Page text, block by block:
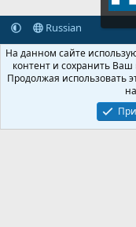
Russian
Обратная связь
Политика
Community platform by
Крупнейший форум по
© 2013-2026 ITNULL.me|
На данном сайте
контент и сохранить Ваш
Продолжая использовать